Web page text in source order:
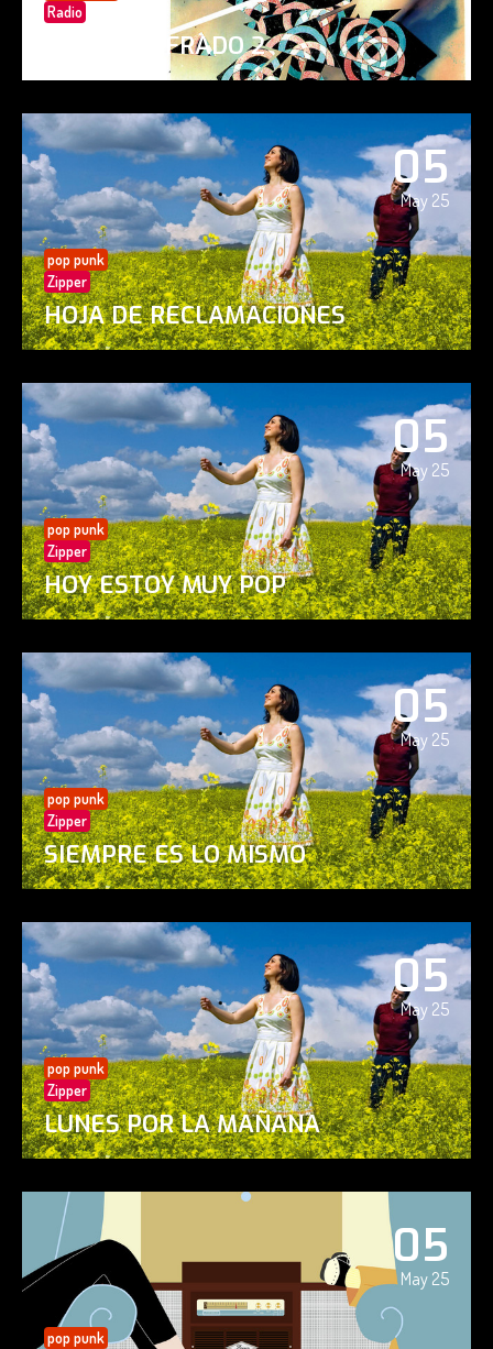
Radio
PAISAJE CIFRADO 2
05
May 25
pop punk
Zipper
HOJA DE RECLAMACIONES
05
May 25
pop punk
Zipper
HOY ESTOY MUY POP
05
May 25
pop punk
Zipper
SIEMPRE ES LO MISMO
05
May 25
pop punk
Zipper
LUNES POR LA MAÑANA
05
May 25
pop punk